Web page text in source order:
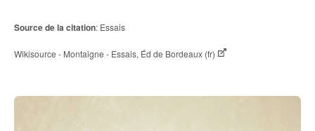
Source de la citation: Essais
Wikisource - Montaigne - Essais, Éd de Bordeaux (fr)